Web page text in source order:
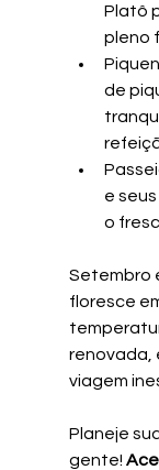
Platô
pleno
de
e
o
Setembro
floresce
renovada,
viagem
Planeje
gente!